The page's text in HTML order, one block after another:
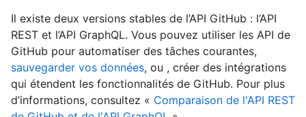
Il existe deux versions stables de l’API GitHub : l’API
REST et l’API GraphQL. Vous pouvez utiliser les API de
GitHub pour automatiser des tâches courantes,
sauvegarder vos données, ou , créer des intégrations
qui étendent les fonctionnalités de GitHub. Pour plus
d’informations, consultez « Comparaison de l'API REST